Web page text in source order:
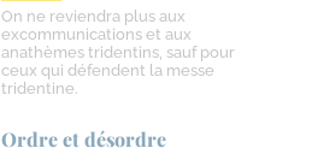
On ne reviendra plus aux
excommunications et aux
anathèmes tridentins, sauf pour
ceux qui défendent la messe
tridentine.
Ordre et désordre